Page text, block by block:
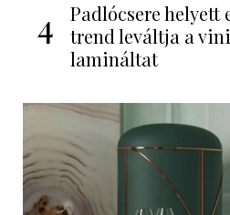
4
Padlócsere helyett
trend leváltja a
lamináltat